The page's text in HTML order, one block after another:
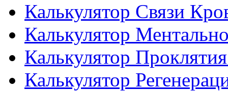
Калькулятор Связи
Калькулятор
Калькулятор
Калькулятор